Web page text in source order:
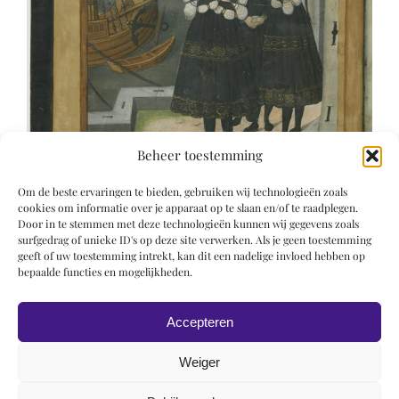
Beheer toestemming
Om de beste ervaringen te bieden, gebruiken wij technologieën zoals
cookies om informatie over je apparaat op te slaan en/of te raadplegen.
Door in te stemmen met deze technologieën kunnen wij gegevens zoals
surfgedrag of unieke ID's op deze site verwerken. Als je geen toestemming
geeft of uw toestemming intrekt, kan dit een nadelige invloed hebben op
bepaalde functies en mogelijkheden.
Accepteren
Weiger